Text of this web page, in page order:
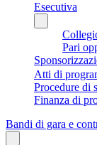
Esecutiva
Pari
Atti di
Procedure di
Finanza di
Bandi di gara e